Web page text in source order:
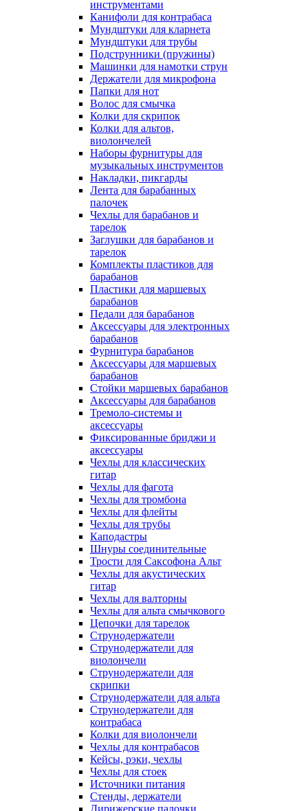
инструментами
Канифоли для контрабаса
Мундштуки для кларнета
Мундштуки для трубы
Подструнники (пружины)
Машинки для намотки струн
Держатели для микрофона
Папки для нот
Волос для смычка
Колки для скрипок
Колки для альтов,
виолончелей
Наборы фурнитуры для
музыкальных инструментов
Накладки, пикгарды
Лента для барабанных
палочек
Чехлы для барабанов и
тарелок
Заглушки для барабанов и
тарелок
Комплекты пластиков для
барабанов
Пластики для маршевых
барабанов
Педали для барабанов
Аксессуары для электронных
барабанов
Фурнитура барабанов
Аксессуары для маршевых
барабанов
Стойки маршевых барабанов
Аксессуары для барабанов
Тремоло-системы и
аксессуары
Фиксированные бриджи и
аксессуары
Чехлы для классических
гитар
Чехлы для фагота
Чехлы для тромбона
Чехлы для флейты
Чехлы для трубы
Каподастры
Шнуры соединительные
Трости для Саксофона Альт
Чехлы для акустических
гитар
Чехлы для валторны
Чехлы для альта смычкового
Цепочки для тарелок
Струнодержатели
Струнодержатели для
виолончели
Струнодержатели для
скрипки
Струнодержатели для альта
Струнодержатели для
контрабаса
Колки для виолончели
Чехлы для контрабасов
Кейсы, рэки, чехлы
Чехлы для стоек
Источники питания
Стенды, держатели
Дирижерские палочки